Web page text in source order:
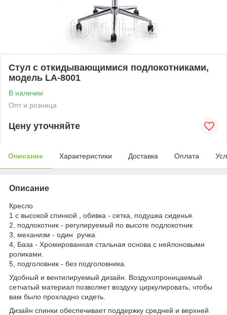
Стул с откидывающимися подлокотниками,
модель LA-8001
В наличии
Опт и розница
Цену уточняйте
Описание Характеристики Доставка Оплата
Описание
Кресло
1 с высокой спинкой , обивка - сетка, подушка сиденья.
2, подлокотник - регулируемый по высоте подлокотник
3, механизм - один ручка
4, База - Хромированная стальная основа с нейлоновыми
роликами.
5, подголовник - без подголовника.
Удобный и вентилируемый дизайн. Воздухопроницаемый
сетчатый материал позволяет воздуху циркулировать, чтобы
вам было прохладно сидеть.
Дизайн спинки обеспечивает поддержку средней и верхней